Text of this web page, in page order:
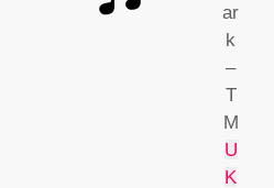
ar
k
–
T
M
U
K